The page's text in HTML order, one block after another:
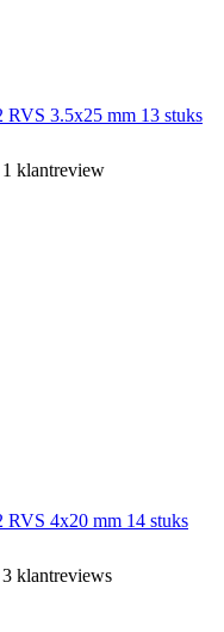
RVS 3.5x25 mm 13 stuks
1 klantreview
RVS 4x20 mm 14 stuks
klantreviews